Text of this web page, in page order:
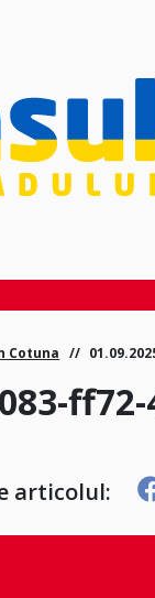
Cotuna
articolul: